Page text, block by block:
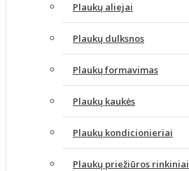
Plaukų aliejai
Plaukų dulksnos
Plaukų formavimas
Plaukų kaukės
Plaukų kondicionieriai
Plaukų priežiūros rinkiniai